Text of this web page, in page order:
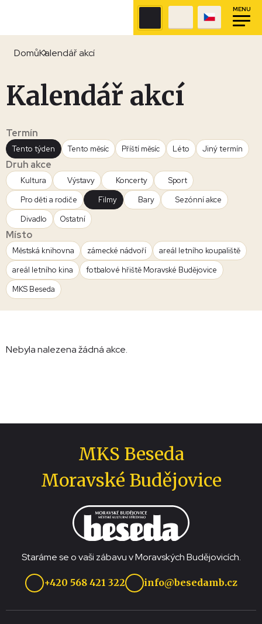
MENU
DomůKalendář akcí
Kalendář akcí
Termín
Tento týden Tento měsíc Příští měsíc Léto Jiný termín
Druh akce
Kultura Výstavy Koncerty
Sport
Pro děti a rodiče
Filmy Bary
Sezónní akce
Divadlo
Ostatní
Místo
Městská knihovna zámecké nádvoří
areál letního koupaliště
areál letního kina
fotbalové hřiště Moravské Budějovice
MKS Beseda
Nebyla nalezena žádná akce.
MKS Beseda
Moravské Budějovice
Staráme se o vaši zábavu v Moravských Budějovicích.
+420 568 421 322 info@besedamb.cz